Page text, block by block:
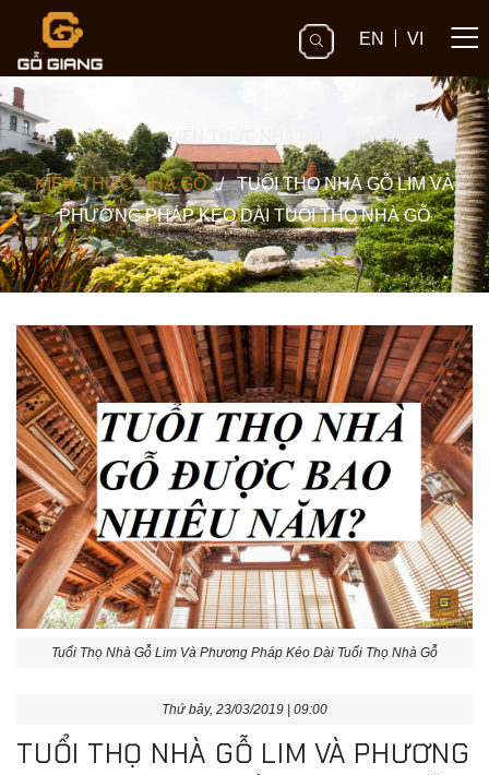
EN VI
KIẾN THỨC NHÀ GỖ
KIẾN THỨC NHÀ GỖ /
TUỔI THỌ NHÀ GỖ LIM VÀ
PHƯƠNG PHÁP KÉO DÀI TUỔI THỌ NHÀ GỖ
Tuổi Thọ Nhà Gỗ Lim Và Phương Pháp Kéo Dài Tuổi Thọ Nhà Gỗ
Thứ bảy, 23/03/2019 | 09:00
TUỔI THỌ NHÀ GỖ LIM VÀ PHƯƠNG